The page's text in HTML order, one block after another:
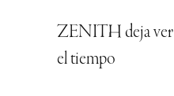
ZENITH deja ver
el tiempo